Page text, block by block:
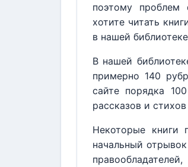
поэтому
хотите читать
в нашей
В нашей
примерно 140
сайте порядка
рассказов и
Некоторые книги
начальный